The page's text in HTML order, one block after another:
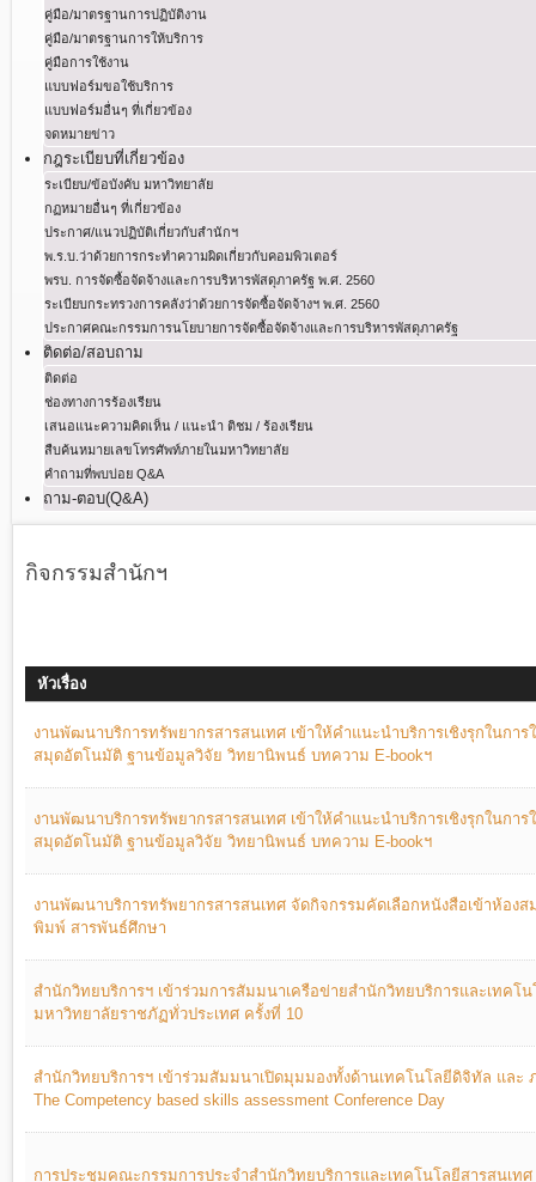
คู่มือ/มาตรฐานการปฏิบัติงาน
คู่มือ/มาตรฐานการให้บริการ
คู่มือการใช้งาน
แบบฟอร์มขอใช้บริการ
แบบฟอร์มอื่นๆ ที่เกี่ยวข้อง
จดหมายข่าว
กฎระเบียบที่เกี่ยวข้อง
ระเบียบ/ข้อบังคับ มหาวิทยาลัย
กฏหมายอื่นๆ ที่เกี่ยวข้อง
ประกาศ/แนวปฏิบัติเกี่ยวกับสำนักฯ
พ.ร.บ.ว่าด้วยการกระทําความผิดเกี่ยวกับคอมพิวเตอร์
พรบ. การจัดซื้อจัดจ้างและการบริหารพัสดุภาครัฐ พ.ศ. 2560
ระเบียบกระทรวงการคลังว่าด้วยการจัดซื้อจัดจ้างฯ พ.ศ. 2560
ประกาศคณะกรรมการนโยบายการจัดซื้อจัดจ้างและการบริหารพัสดุภาครัฐ
ติดต่อ/สอบถาม
ติดต่อ
ช่องทางการร้องเรียน
เสนอแนะความคิดเห็น / แนะนำ ติชม / ร้องเรียน
สืบค้นหมายเลขโทรศัพท์ภายในมหาวิทยาลัย
คำถามที่พบบ่อย Q&A
ถาม-ตอบ(Q&A)
กิจกรรมสำนักฯ
หัวเรื่อง
งานพัฒนาบริการทรัพยากรสารสนเทศ เข้าให้คำแนะนำบริการเชิงรุกในการ
สมุดอัตโนมัติ ฐานข้อมูลวิจัย วิทยานิพนธ์ บทความ E-bookฯ
งานพัฒนาบริการทรัพยากรสารสนเทศ เข้าให้คำแนะนำบริการเชิงรุกในการ
สมุดอัตโนมัติ ฐานข้อมูลวิจัย วิทยานิพนธ์ บทความ E-bookฯ
งานพัฒนาบริการทรัพยากรสารสนเทศ จัดกิจกรรมคัดเลือกหนังสือเข้าห้อง
พิมพ์ สารพันธ์ศึกษา
สำนักวิทยบริการฯ เข้าร่วมการสัมมนาเครือข่ายสำนักวิทยบริการและเทคโ
มหาวิทยาลัยราชภัฏทั่วประเทศ ครั้งที่ 10
สำนักวิทยบริการฯ เข้าร่วมสัมมนาเปิดมุมมองทั้งด้านเทคโนโลยีดิจิทัล และ
The Competency based skills assessment Conference Day
การประชุมคณะกรรมการประจำสำนักวิทยบริการและเทคโนโลยีสารสนเทศ